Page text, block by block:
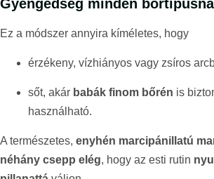
Gyengédség minden
Ez a módszer annyira kíméletes, hogy
érzékeny, vízhiányos vagy zsíros
sőt, akár babák finom bőrén is
használható.
A természetes, enyhén marcipánillatú
néhány csepp elég, hogy az esti rutin